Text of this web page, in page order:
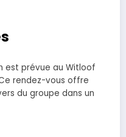
est prévue au Witloof
rendez-vous offre
du groupe dans un